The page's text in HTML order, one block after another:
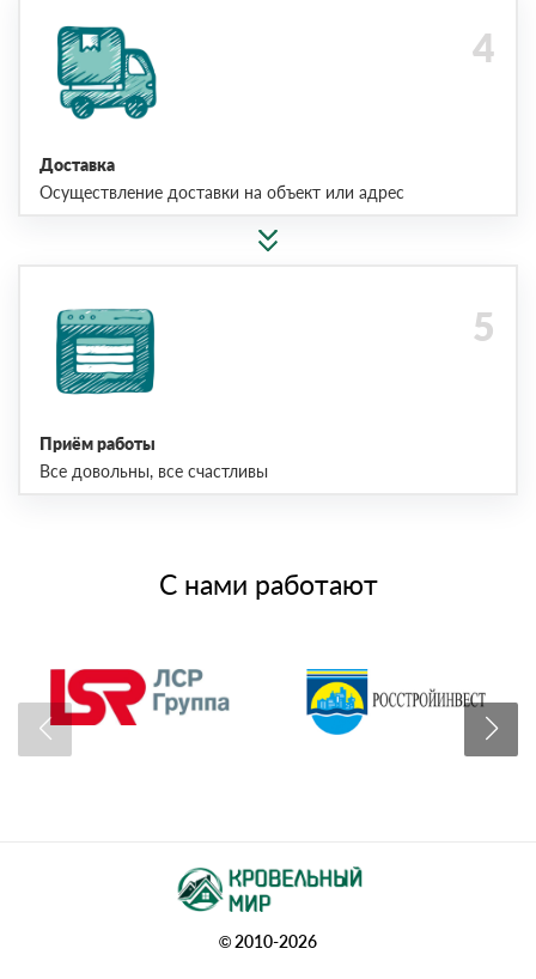
Доставка
Осуществление доставки на объект или адрес
Приём работы
Все довольны, все счастливы
С нами работают
© 2010-2026